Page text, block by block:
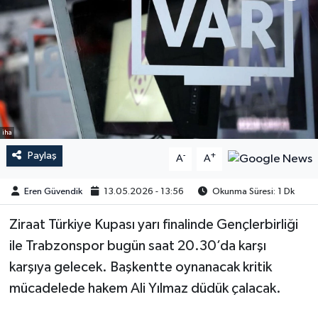
iha
Paylaş A- A+
Eren Güvendik 13.05.2026 - 13:56 Okunma Süresi: 1 Dk
Ziraat Türkiye Kupası yarı finalinde Gençlerbirliği
ile Trabzonspor bugün saat 20.30’da karşı
karşıya gelecek. Başkentte oynanacak kritik
mücadelede hakem Ali Yılmaz düdük çalacak.